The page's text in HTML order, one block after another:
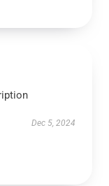
Dec 5, 2024